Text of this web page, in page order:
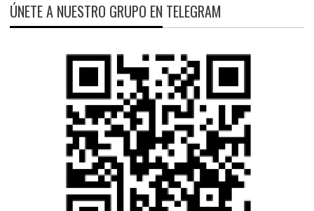
ÚNETE A NUESTRO GRUPO EN TELEGRAM